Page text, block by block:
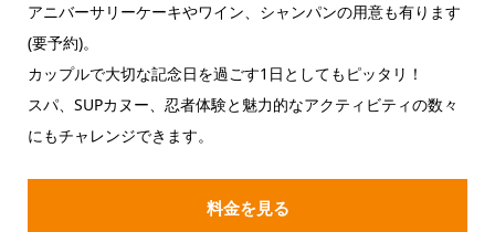
アニバーサリーケーキやワイン、シャンパンの用意も有ります
(要予約)。
カップルで大切な記念日を過ごす1日としてもピッタリ！
スパ、SUPカヌー、忍者体験と魅力的なアクティビティの数々
にもチャレンジできます。
料金を見る